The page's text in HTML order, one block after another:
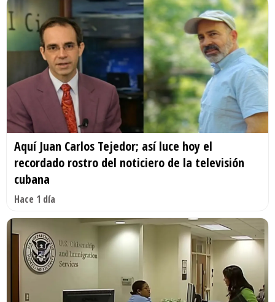
Aquí Juan Carlos Tejedor; así luce hoy el
recordado rostro del noticiero de la televisión
cubana
Hace 1 día